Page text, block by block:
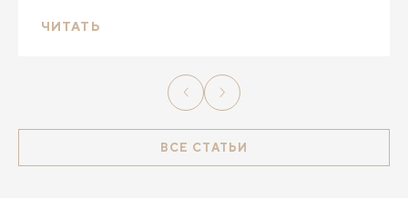
ЧИТАТЬ
ВСЕ СТАТЬИ